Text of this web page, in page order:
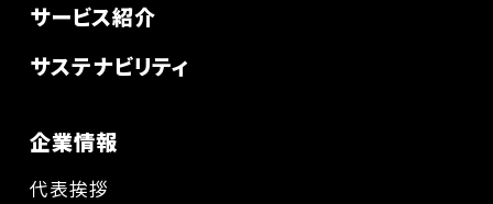
サービス紹介
サステナビリティ
企業情報
代表挨拶